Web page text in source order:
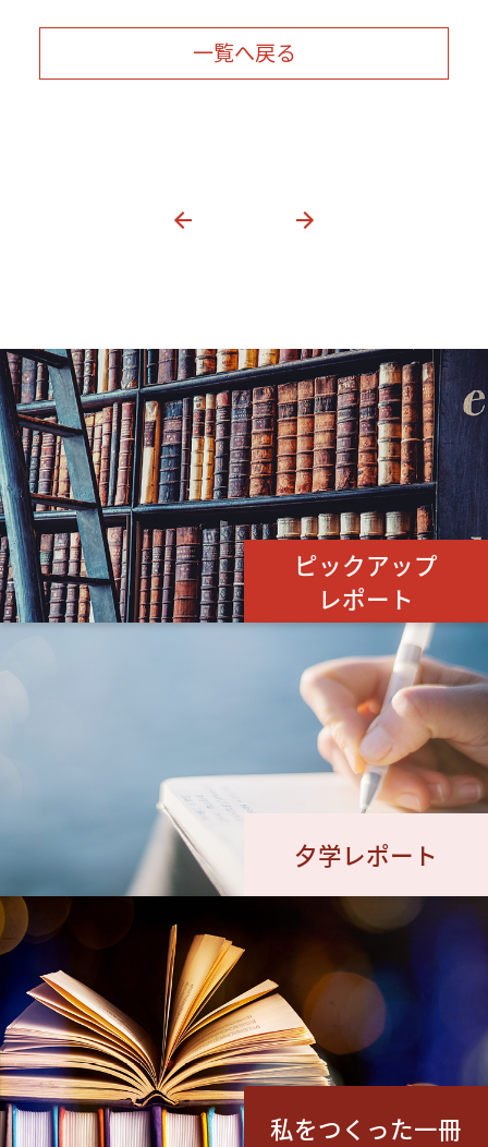
一覧へ戻る
ピックアップ
レポート
夕学レポート
私をつくった一冊